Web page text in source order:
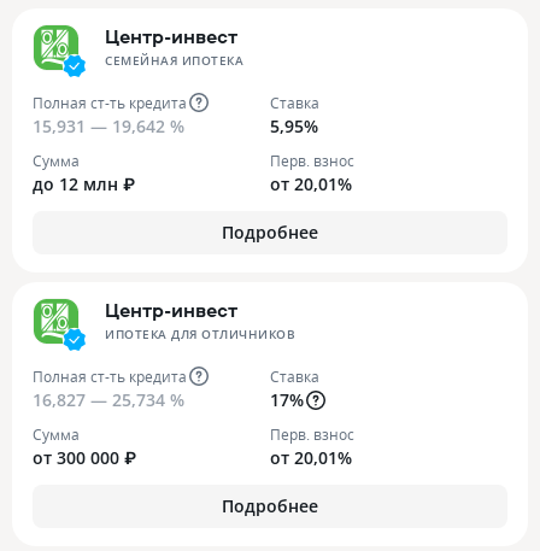
Центр-инвест
СЕМЕЙНАЯ ИПОТЕКА
Полная ст-ть кредита
15,931 — 19,642 %
Ставка
5,95%
Сумма
до 12 млн ₽
Перв. взнос
от 20,01%
Подробнее
Центр-инвест
ИПОТЕКА ДЛЯ ОТЛИЧНИКОВ
Полная ст-ть кредита
16,827 — 25,734 %
Ставка
17%
Сумма
от 300 000 ₽
Перв. взнос
от 20,01%
Подробнее